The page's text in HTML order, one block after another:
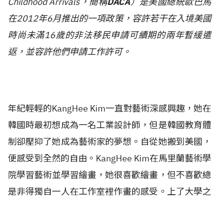
在2012年6月推出的一項政策，容許若干在入境美國
時尚未滿16歲的非法移民申請可續期的兩年暫緩遣
返，並容許他們申請工作許可。
年紀輕輕的KangHee Kim一直對藝術深感興趣，她在
韓國時最初想成為一名工業設計師，但是韓國教育體
制卻壓抑了她成為藝術家的夢想。自從她搬到美國，
便感受到全然的自由。KangHee Kim在馬里蘭藝術學
院學習藝術並學習繪畫，她很喜歡繪畫，但不喜歡總
是非得獨自一人在工作室裡作畫的感受。上了大學之